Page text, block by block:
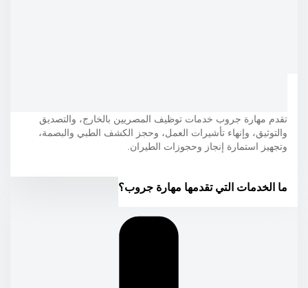
تقدم مهارة جروب خدمات توظيف المصريين بالخارج، والتصديق
والتوثيق، وإنهاء تأشيرات العمل، وحجز الكشف الطبي والبصمة،
وتجهيز استمارة إنجاز وحجوزات الطيران.
ما الخدمات التي تقدمها مهارة جروب؟